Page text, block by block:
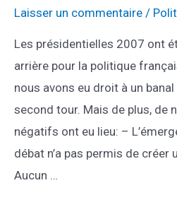
la-
Laisser un commentaire /
Les présidentielles 2007 ont
arrière pour la politique
nous avons eu droit à un banal
second tour. Mais de plus, de
négatifs ont eu lieu: –
débat n’a pas permis de créer
Aucun …